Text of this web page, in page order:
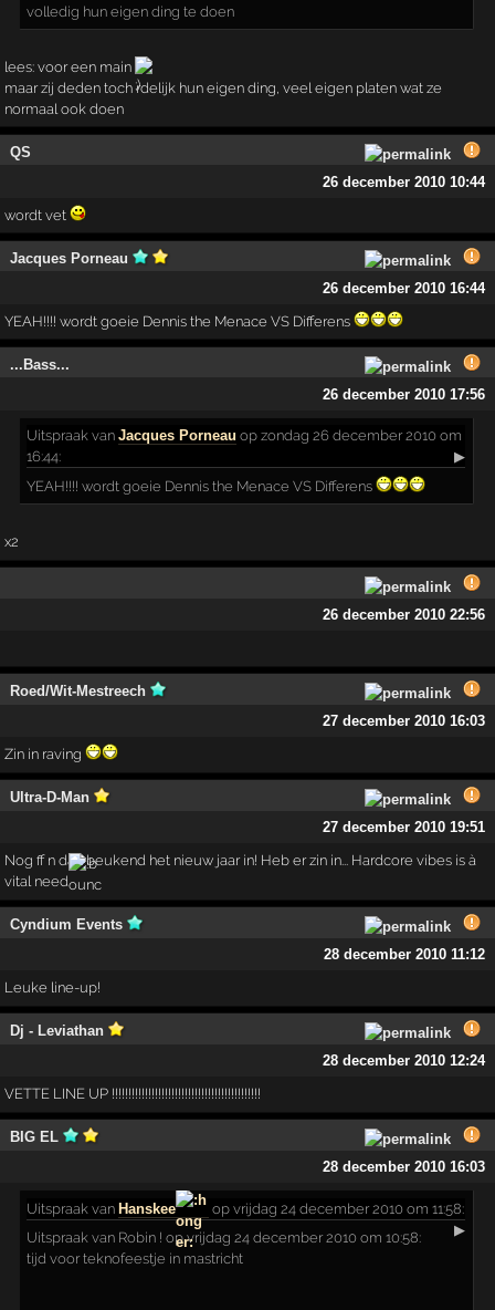
volledig hun eigen ding te doen
lees: voor een main
maar zij deden toch rdelijk hun eigen ding, veel eigen platen wat ze
normaal ook doen
QS
26 december 2010 10:44
wordt vet
Jacques Porneau
26 december 2010 16:44
YEAH!!!! wordt goeie Dennis the Menace VS Differens
...Bass...
26 december 2010 17:56
Uitspraak vanJacques Porneau op zondag 26 december 2010 om
16:44:
▶
YEAH!!!! wordt goeie Dennis the Menace VS Differens
x2
26 december 2010 22:56
Roed/Wit-Mestreech
27 december 2010 16:03
Zin in raving
Ultra-D-Man
27 december 2010 19:51
Nog ff n dan beukend het nieuw jaar in! Heb er zin in... Hardcore vibes is à
vital need
Cyndium Events
28 december 2010 11:12
Leuke line-up!
Dj - Leviathan
28 december 2010 12:24
VETTE LINE UP !!!!!!!!!!!!!!!!!!!!!!!!!!!!!!!!!!!!!!!!!!!!!
BIG EL
28 december 2010 16:03
Uitspraak vanHanskee
op vrijdag 24 december 2010 om 11:58:
▶
Uitspraak van Robin ! op vrijdag 24 december 2010 om 10:58:
tijd voor teknofeestje in mastricht